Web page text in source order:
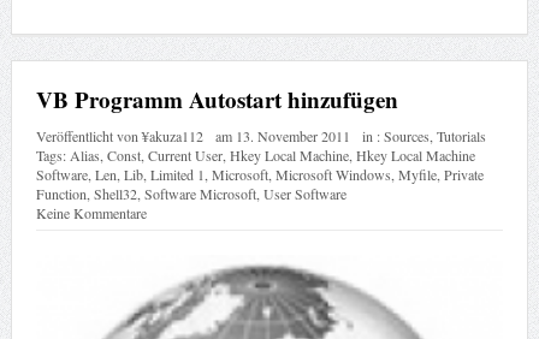
VB Programm Autostart hinzufügen
Veröffentlicht von¥akuza112 am 13. November 2011 in :Sources Tutorials
Tags: Alias Const, Current User, Hkey Local Machine, Hkey Local Machine
Software, Len Lib, Limited 1 Microsoft, Microsoft Windows Myfile, Private
Function Shell32, Software Microsoft, User Software
Keine Kommentare